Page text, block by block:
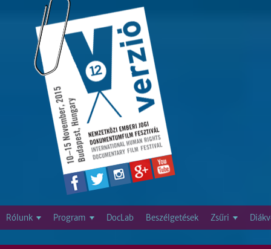
Jump to navigation
Rólunk Program DocLab Beszélgetések Zsűri